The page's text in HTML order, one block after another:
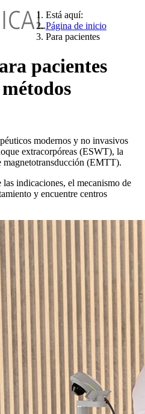
Está aquí:
Página de inicio
Para pacientes
pacientes
modernos y no invasivos
extracorpóreas (ESWT), la
(EMTT).
indicaciones, el mecanismo de
y encuentre centros